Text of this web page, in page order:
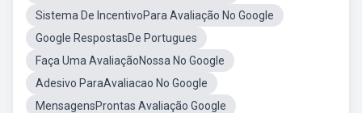
Sistema De IncentivoPara Avaliação No Google
Google RespostasDe Portugues
Faça Uma AvaliaçãoNossa No Google
Adesivo ParaAvaliacao No Google
MensagensProntas Avaliação Google